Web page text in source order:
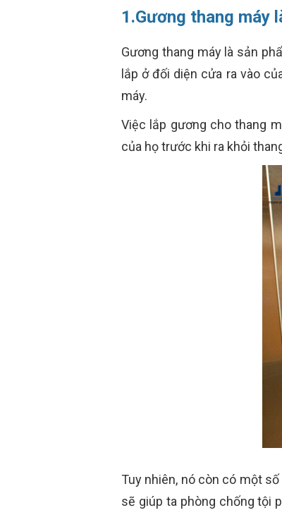
1.Gương thang máy
Gương thang máy là sản
lắp ở đối diện cửa ra vào
máy.
Việc lắp gương cho thang
của họ trước khi ra khỏi
Tuy nhiên, nó còn có một
sẽ giúp ta phòng chống tội